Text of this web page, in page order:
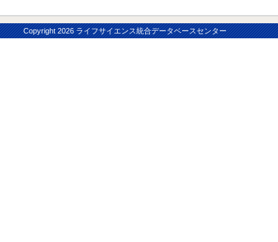
Copyright2026 ライフサイエンス統合データベースセンター